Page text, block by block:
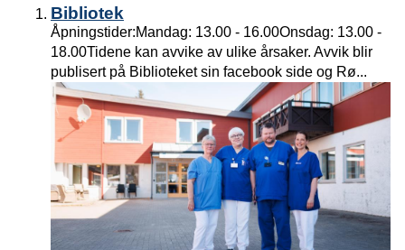
Bibliotek
Åpningstider:Mandag: 13.00 - 16.00Onsdag: 13.00 -
18.00Tidene kan avvike av ulike årsaker. Avvik blir
publisert på Biblioteket sin facebook side og Rø...